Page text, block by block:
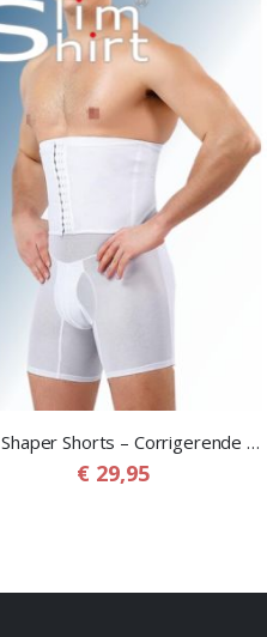
Body Shaper Shorts – Corrigerende Onderbroek met extra buikband voor Mannen
€ 29,95